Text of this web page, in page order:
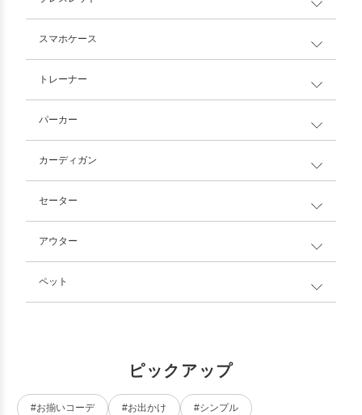
スマホケース
トレーナー
パーカー
カーディガン
セーター
アウター
ペット
ピックアップ
#お揃いコーデ #お出かけ #シンプル